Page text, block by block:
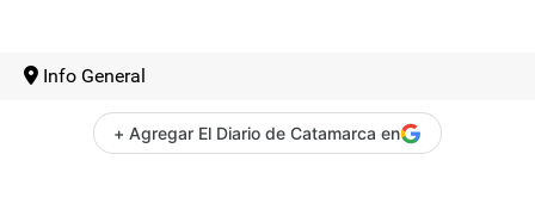
Info General
+ Agregar El Diario de Catamarca en